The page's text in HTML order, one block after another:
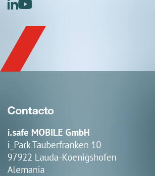
Contacto
i.safe MOBILE GmbH
i_Park Tauberfranken 10
97922 Lauda-Koenigshofen
Alemania
linkedinyoutube